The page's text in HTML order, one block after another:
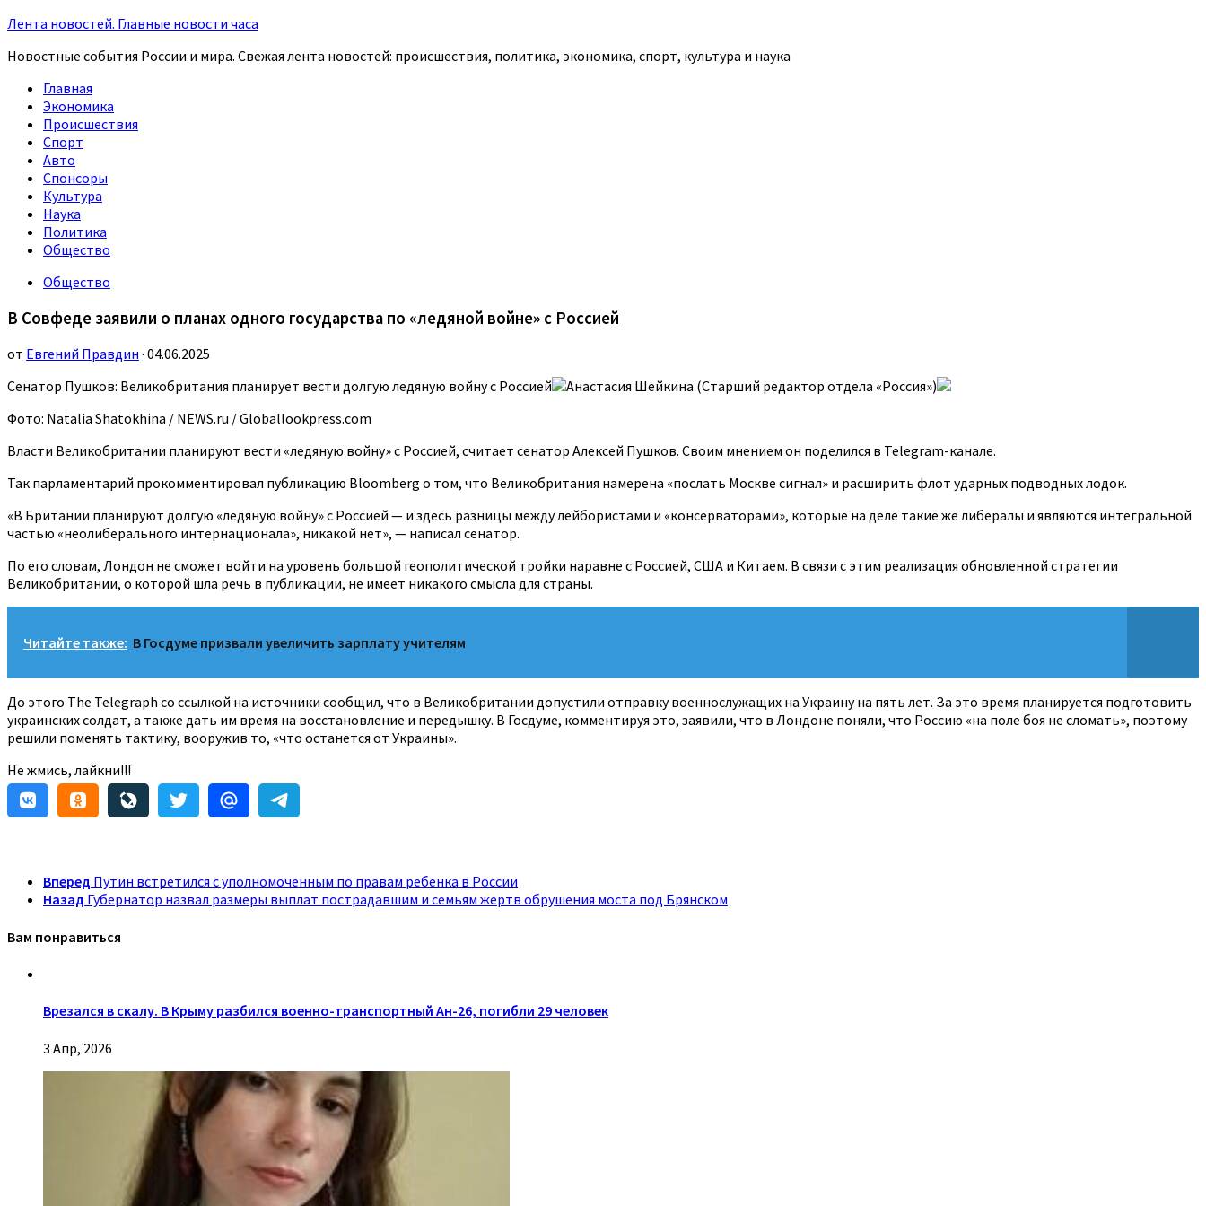
Лента новостей. Главные новости часа
Новостные события России и мира. Свежая лента новостей: происшествия, политика, экономика, спорт, культура и наука
Главная
Экономика
Происшествия
Спорт
Авто
Спонсоры
Культура
Наука
Политика
Общество
Общество
В Совфеде заявили о планах одного государства по «ледяной войне» с Россией
от Евгений Правдин · 04.06.2025
Сенатор Пушков: Великобритания планирует вести долгую ледяную войну с Россией
Анастасия Шейкина (Старший редактор отдела «Россия»)
Фото: Natalia Shatokhina / NEWS.ru / Globallookpress.com
Власти Великобритании планируют вести «ледяную войну» с Россией, считает сенатор Алексей Пушков. Своим мнением он поделился в Telegram-канале.
Так парламентарий прокомментировал публикацию Bloomberg о том, что Великобритания намерена «послать Москве сигнал» и расширить флот ударных подводных лодок.
«В Британии планируют долгую «ледяную войну» с Россией — и здесь разницы между лейбористами и «консерваторами», которые на деле такие же либералы и являются интегральной
частью «неолиберального интернационала», никакой нет», — написал сенатор.
По его словам, Лондон не сможет войти на уровень большой геополитической тройки наравне с Россией, США и Китаем. В связи с этим реализация обновленной стратегии
Великобритании, о которой шла речь в публикации, не имеет никакого смысла для страны.
Читайте также: В Госдуме призвали увеличить зарплату учителям
До этого The Telegraph со ссылкой на источники сообщил, что в Великобритании допустили отправку военнослужащих на Украину на пять лет. За это время планируется подготовить
украинских солдат, а также дать им время на восстановление и передышку. В Госдуме, комментируя это, заявили, что в Лондоне поняли, что Россию «на поле боя не сломать», поэтому
решили поменять тактику, вооружив то, «что останется от Украины».
Не жмись, лайкни!!!
Вперед Путин встретился с уполномоченным по правам ребенка в России
Назад Губернатор назвал размеры выплат пострадавшим и семьям жертв обрушения моста под Брянском
Вам понравиться
Врезался в скалу. В Крыму разбился военно-транспортный Ан-26, погибли 29 человек
3 Апр, 2026